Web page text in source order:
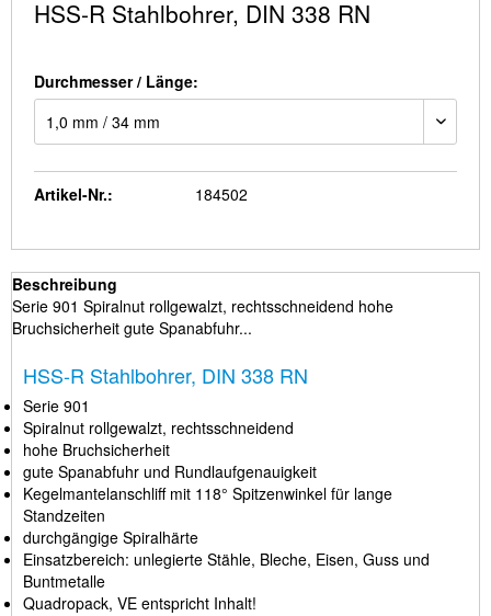
HSS-R Stahlbohrer, DIN 338 RN
Durchmesser / Länge:
Artikel-Nr.: 184502
Beschreibung
Serie 901 Spiralnut rollgewalzt, rechtsschneidend hohe
Bruchsicherheit gute Spanabfuhr...
HSS-R Stahlbohrer, DIN 338 RN
Serie 901
Spiralnut rollgewalzt, rechtsschneidend
hohe Bruchsicherheit
gute Spanabfuhr und Rundlaufgenauigkeit
Kegelmantelanschliff mit 118° Spitzenwinkel für lange
Standzeiten
durchgängige Spiralhärte
Einsatzbereich: unlegierte Stähle, Bleche, Eisen, Guss und
Buntmetalle
Quadropack, VE entspricht Inhalt!